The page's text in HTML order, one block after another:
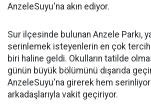
AnzeleSuyu'na akın ediyor.
Sur ilçesinde bulunan Anzele Parkı,
serinlemek isteyenlerin en çok
biri haline geldi. Okulların tatilde
günün büyük bölümünü dışarıda
AnzeleSuyu'na girerek hem
arkadaşlarıyla vakit geçiriyor.